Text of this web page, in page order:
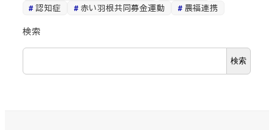
認知症
赤い羽根共同募金運動 農福連携
検索
検索